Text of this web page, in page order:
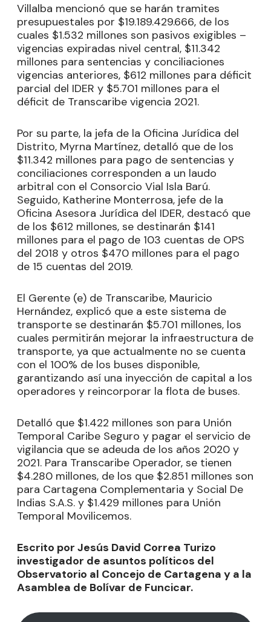
Villalba mencionó que se harán tramites
presupuestales por $19.189.429.666, de los
cuales $1.532 millones son pasivos exigibles –
vigencias expiradas nivel central, $11.342
millones para sentencias y conciliaciones
vigencias anteriores, $612 millones para déficit
parcial del IDER y $5.701 millones para el
déficit de Transcaribe vigencia 2021.
Por su parte, la jefa de la Oficina Jurídica del
Distrito, Myrna Martínez, detalló que de los
$11.342 millones para pago de sentencias y
conciliaciones corresponden a un laudo
arbitral con el Consorcio Vial Isla Barú.
Seguido, Katherine Monterrosa, jefe de la
Oficina Asesora Jurídica del IDER, destacó que
de los $612 millones, se destinarán $141
millones para el pago de 103 cuentas de OPS
del 2018 y otros $470 millones para el pago
de 15 cuentas del 2019.
El Gerente (e) de Transcaribe, Mauricio
Hernández, explicó que a este sistema de
transporte se destinarán $5.701 millones, los
cuales permitirán mejorar la infraestructura de
transporte, ya que actualmente no se cuenta
con el 100% de los buses disponible,
garantizando así una inyección de capital a los
operadores y reincorporar la flota de buses.
Detalló que $1.422 millones son para Unión
Temporal Caribe Seguro y pagar el servicio de
vigilancia que se adeuda de los años 2020 y
2021. Para Transcaribe Operador, se tienen
$4.280 millones, de los que $2.851 millones son
para Cartagena Complementaria y Social De
Indias S.A.S. y $1.429 millones para Unión
Temporal Movilicemos.
Escrito por Jesús David Correa Turizo
investigador de asuntos políticos del
Observatorio al Concejo de Cartagena y a la
Asamblea de Bolívar de Funcicar.